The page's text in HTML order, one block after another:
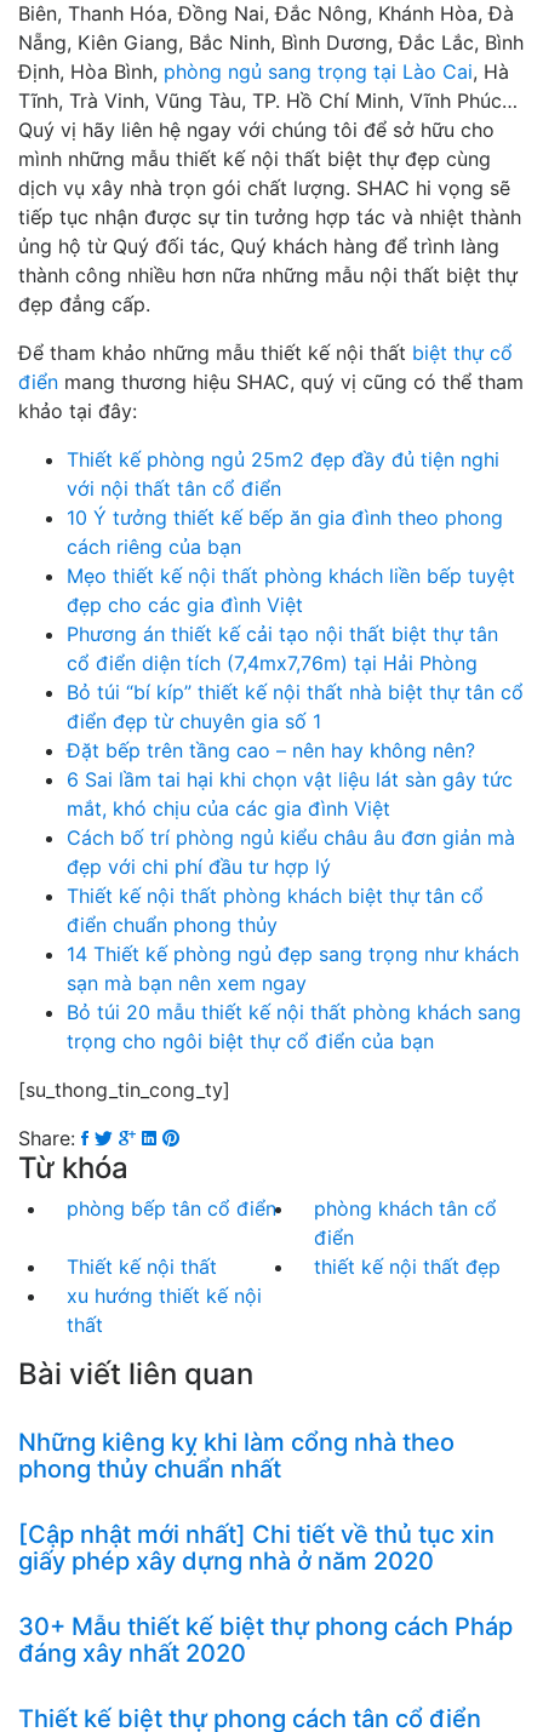
Biên, Thanh Hóa, Đồng Nai, Đắc Nông, Khánh Hòa, Đà
Nẵng, Kiên Giang, Bắc Ninh, Bình Dương, Đắc Lắc, Bình
Định, Hòa Bình, phòng ngủ sang trọng tại Lào Cai, Hà
Tĩnh, Trà Vinh, Vũng Tàu, TP. Hồ Chí Minh, Vĩnh Phúc…
Quý vị hãy liên hệ ngay với chúng tôi để sở hữu cho
mình những mẫu thiết kế nội thất biệt thự đẹp cùng
dịch vụ xây nhà trọn gói chất lượng. SHAC hi vọng sẽ
tiếp tục nhận được sự tin tưởng hợp tác và nhiệt thành
ủng hộ từ Quý đối tác, Quý khách hàng để trình làng
thành công nhiều hơn nữa những mẫu nội thất biệt thự
đẹp đẳng cấp.
Để tham khảo những mẫu thiết kế nội thất biệt thự cổ
điển mang thương hiệu SHAC, quý vị cũng có thể tham
khảo tại đây:
Thiết kế phòng ngủ 25m2 đẹp đầy đủ tiện nghi
với nội thất tân cổ điển
10 Ý tưởng thiết kế bếp ăn gia đình theo phong
cách riêng của bạn
Mẹo thiết kế nội thất phòng khách liền bếp tuyệt
đẹp cho các gia đình Việt
Phương án thiết kế cải tạo nội thất biệt thự tân
cổ điển diện tích (7,4mx7,76m) tại Hải Phòng
Bỏ túi “bí kíp” thiết kế nội thất nhà biệt thự tân cổ
điển đẹp từ chuyên gia số 1
Đặt bếp trên tầng cao – nên hay không nên?
6 Sai lầm tai hại khi chọn vật liệu lát sàn gây tức
mắt, khó chịu của các gia đình Việt
Cách bố trí phòng ngủ kiểu châu âu đơn giản mà
đẹp với chi phí đầu tư hợp lý
Thiết kế nội thất phòng khách biệt thự tân cổ
điển chuẩn phong thủy
14 Thiết kế phòng ngủ đẹp sang trọng như khách
sạn mà bạn nên xem ngay
Bỏ túi 20 mẫu thiết kế nội thất phòng khách sang
trọng cho ngôi biệt thự cổ điển của bạn
[su_thong_tin_cong_ty]
Share:
Từ khóa
phòng bếp tân cổ điển
phòng khách tân cổ
điển
Thiết kế nội thất
thiết kế nội thất đẹp
xu hướng thiết kế nội
thất
Bài viết liên quan
Những kiêng kỵ khi làm cổng nhà theo
phong thủy chuẩn nhất
[Cập nhật mới nhất] Chi tiết về thủ tục xin
giấy phép xây dựng nhà ở năm 2020
30+ Mẫu thiết kế biệt thự phong cách Pháp
đáng xây nhất 2020
Thiết kế biệt thự phong cách tân cổ điển